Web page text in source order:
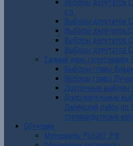
Выборы депутатов
с.п.
Выборы депутатов
Выборы депутатов
Выборы депутатов
Выборы депутатов
Единый день голосования
Выборы главы
Выборы главы
Досрочные выборы
Дополнительные
Лабинский район
трехмандатному
Обучение
Материалы РЦОИТ РФ